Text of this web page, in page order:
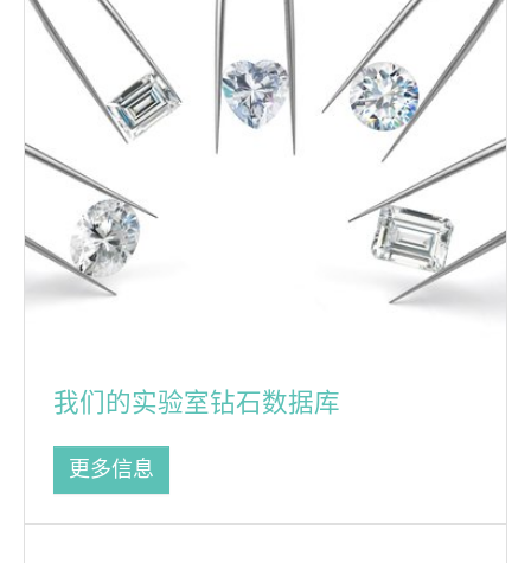
我们的实验室钻石数据库
更多信息